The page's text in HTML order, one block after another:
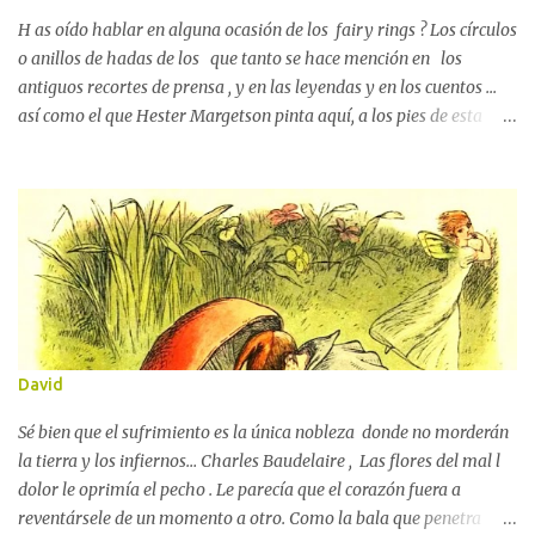
abrían las negras bocas de numerosas madrigueras que se
adentraban en las profundidades de la meseta rocosa. »En varios
lug...
H as oído hablar en alguna ocasión de los fairy rings ? Los círculos
o anillos de hadas de los que tanto se hace mención en los
antiguos recortes de prensa , y en las leyendas y en los cuentos ...
así como el que Hester Margetson pinta aquí, a los pies de esta
champiñones — o setas,🍄no importa mucho eso, en realidad —
dispuestos en círculos casi perfectos📍 y formando micélios en el
subsuelo :📌 y constituyen la señal inequívoca que emiten los
bosques — y que incontables viajeros han necesitado a lo largo de
los siglos — para determinar que un lugar concreto está,
indudablemente y de alguna forma, habitado por las hadas.
Margaret Tarrant A veces los llaman corros de brujas (en algunos
secretos en los que las hechiceras celebran sus aque...
David
Sé bien que el sufrimiento es la única nobleza donde no morderán
la tierra y los infiernos… Charles Baudelaire , Las flores del mal l
dolor le oprimía el pecho . Le parecía que el corazón fuera a
reventársele de un momento a otro. Como la bala que penetra